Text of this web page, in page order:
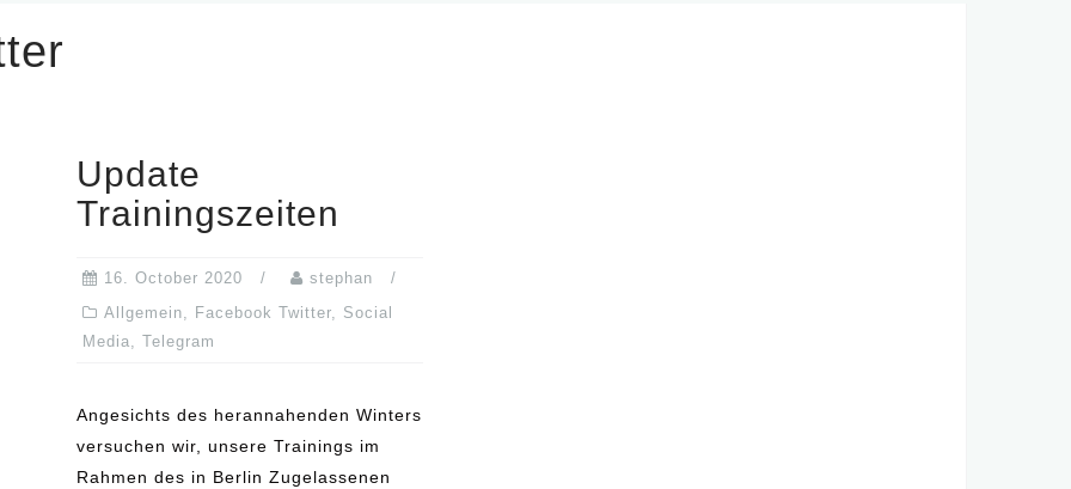
Update
Trainingszeiten
16. October 2020
stephan
Allgemein, Facebook Twitter, Social
Media, Telegram
Angesichts des herannahenden Winters
versuchen wir, unsere Trainings im
Rahmen des in Berlin Zugelassenen